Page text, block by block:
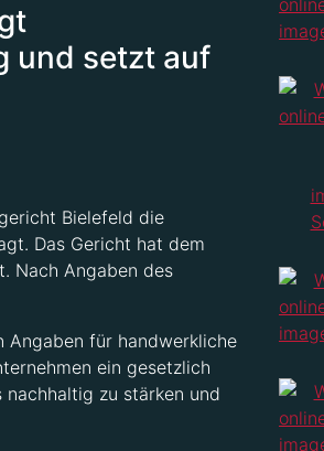
und setzt auf
Bielefeld die
Das Gericht hat dem
Nach Angaben des
Angaben für handwerkliche
ein gesetzlich
zu stärken und